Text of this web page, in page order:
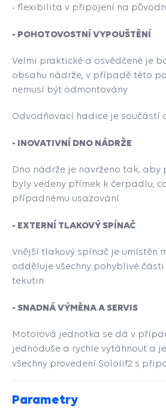
- flexibilita v připojení na
- POHOTOVOSTNÍ VYPOUŠTĚNÍ
Velmi praktické a osvědčené je
obsahu nádrže, v případě této
nemusí být odmontovány
Odvodňovací hadice je součástí
- INOVATIVNÍ DNO NÁDRŽE
Dno nádrže je navrženo tak, aby
byly vedeny přímek k čerpadlu,
případnému usazování
- EXTERNÍ TLAKOVÝ SPÍNAČ
Vnější tlakový spínač je umístěn
odděluje všechny pohyblivé
tekutin
- SNADNÁ VÝMĚNA A SERVIS
Motorová jednotka se dá v
jednoduše a rychle vytáhnout a
všechny provedení Sololif2 s
Parametry